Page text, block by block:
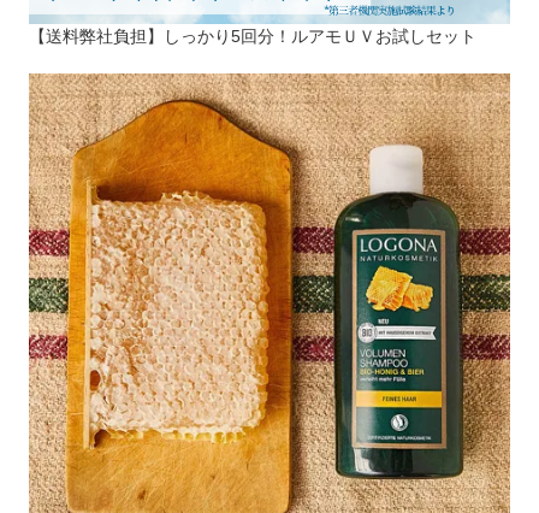
【送料弊社負担】しっかり5回分！ルアモＵＶお試しセット